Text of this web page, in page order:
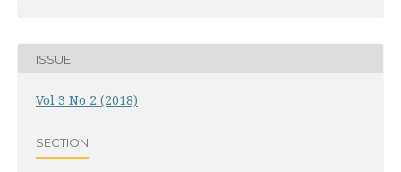
ISSUE
Vol 3 No 2 (2018)
SECTION